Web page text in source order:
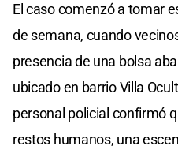
El caso comenzó a tomar
de semana, cuando
presencia de una bolsa
ubicado en barrio Villa
personal policial confirmó
restos humanos, una